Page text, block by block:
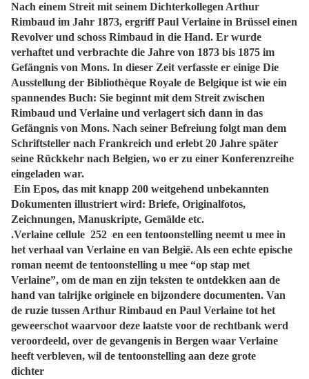
Nach einem Streit mit seinem Dichterkollegen Arthur
Rimbaud im Jahr 1873, ergriff Paul Verlaine in Brüssel einen
Revolver und schoss Rimbaud in die Hand. Er wurde
verhaftet und verbrachte die Jahre von 1873 bis 1875 im
Gefängnis von Mons. In dieser Zeit verfasste er einige Die
Ausstellung der Bibliothèque Royale de Belgique ist wie ein
spannendes Buch: Sie beginnt mit dem Streit zwischen
Rimbaud und Verlaine und verlagert sich dann in das
Gefängnis von Mons. Nach seiner Befreiung folgt man dem
Schriftsteller nach Frankreich und erlebt 20 Jahre später
seine Rückkehr nach Belgien, wo er zu einer Konferenzreihe
eingeladen war.
Ein Epos, das mit knapp 200 weitgehend unbekannten
Dokumenten illustriert wird: Briefe, Originalfotos,
Zeichnungen, Manuskripte, Gemälde etc.
.Verlaine cellule 252 en een tentoonstelling neemt u mee in
het verhaal van Verlaine en van België. Als een echte epische
roman neemt de tentoonstelling u mee “op stap met
Verlaine”, om de man en zijn teksten te ontdekken aan de
hand van talrijke originele en bijzondere documenten. Van
de ruzie tussen Arthur Rimbaud en Paul Verlaine tot het
geweerschot waarvoor deze laatste voor de rechtbank werd
veroordeeld, over de gevangenis in Bergen waar Verlaine
heeft verbleven, wil de tentoonstelling aan deze grote
dichter